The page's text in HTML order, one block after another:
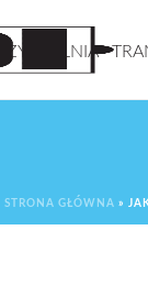
STRONA GŁÓWNA »